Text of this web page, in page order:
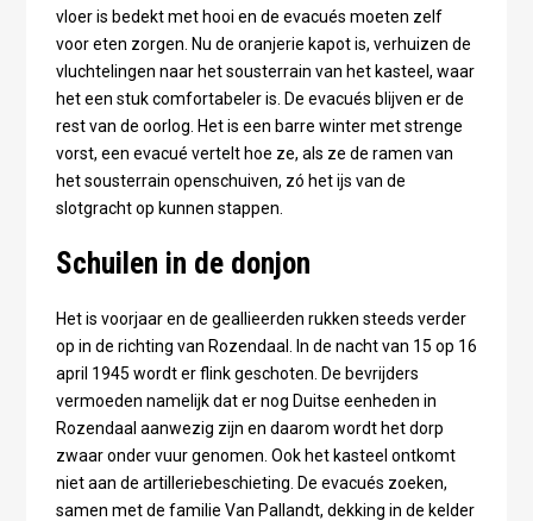
vloer is bedekt met hooi en de evacués moeten zelf
voor eten zorgen. Nu de oranjerie kapot is, verhuizen de
vluchtelingen naar het sousterrain van het kasteel, waar
het een stuk comfortabeler is. De evacués blijven er de
rest van de oorlog. Het is een barre winter met strenge
vorst, een evacué vertelt hoe ze, als ze de ramen van
het sousterrain openschuiven, zó het ijs van de
slotgracht op kunnen stappen.
Schuilen in de donjon
Het is voorjaar en de geallieerden rukken steeds verder
op in de richting van Rozendaal. In de nacht van 15 op 16
april 1945 wordt er flink geschoten. De bevrijders
vermoeden namelijk dat er nog Duitse eenheden in
Rozendaal aanwezig zijn en daarom wordt het dorp
zwaar onder vuur genomen. Ook het kasteel ontkomt
niet aan de artilleriebeschieting. De evacués zoeken,
samen met de familie Van Pallandt, dekking in de kelder